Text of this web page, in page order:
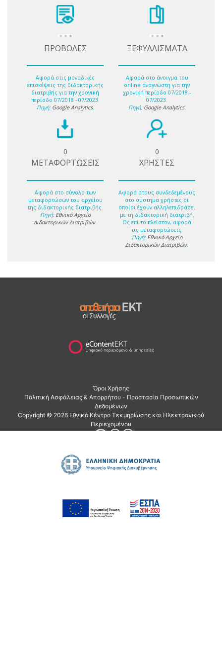
ΠΡΟΒΟΛΕΣ
Αφορά στις μοναδικές
επισκέψεις της διδακτορικής
διατριβής για την χρονική
περίοδο 07/2018 - 07/2023.
Πηγή: Google Analytics.
ΞΕΦΥΛΛΙΣΜΑΤΑ
Αφορά στο άνοιγμα του
online αναγνώστη για την
χρονική περίοδο 07/2018 -
07/2023.
Πηγή: Google Analytics.
0
ΜΕΤΑΦΟΡΤΩΣΕΙΣ
Αφορά στο σύνολο των
μεταφορτώσων του αρχείου
της διδακτορικής διατριβής.
Πηγή: Εθνικό Αρχείο
Διδακτορικών Διατριβών.
0
ΧΡΗΣΤΕΣ
Αφορά στους συνδεδεμένους
στο σύστημα χρήστες οι
οποίοι έχουν αλληλεπιδράσει
με τη διδακτορική διατριβή.
Ως επί το πλείστον, αφορά
τις μεταφορτώσεις.
Πηγή: Εθνικό Αρχείο
Διδακτορικών Διατριβών.